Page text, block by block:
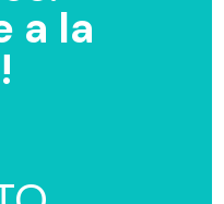
a la